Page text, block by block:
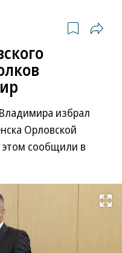
избрал
Орловской
этом сообщили в
Развернуть